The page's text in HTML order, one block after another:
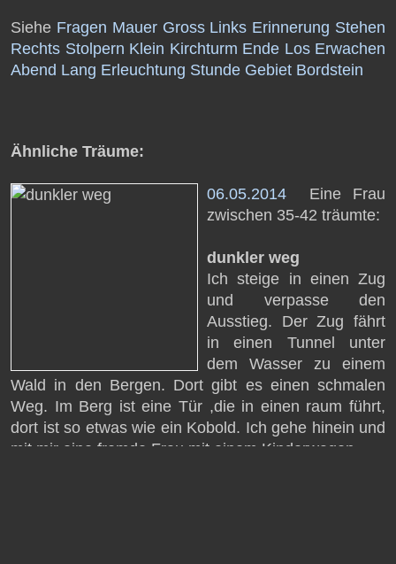
Siehe Fragen Mauer Gross Links Erinnerung Stehen
Rechts Stolpern Klein Kirchturm Ende Los Erwachen
Abend Lang Erleuchtung Stunde Gebiet Bordstein
Ähnliche Träume:
06.05.2014 Eine Frau
zwischen 35-42 träumte:
dunkler weg
Ich steige in einen Zug
und verpasse den
Ausstieg. Der Zug fährt
in einen Tunnel unter
dem Wasser zu einem
Wald in den Bergen. Dort gibt es einen schmalen
Weg. Im Berg ist eine Tür ,die in einen raum führt,
dort ist so etwas wie ein Kobold. Ich gehe hinein und
mit mir eine fremde Frau mit einem Kinderwagen.